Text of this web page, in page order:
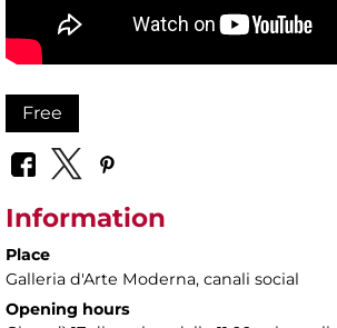
Free
Information
Place
Galleria d'Arte Moderna, canali social
Opening hours